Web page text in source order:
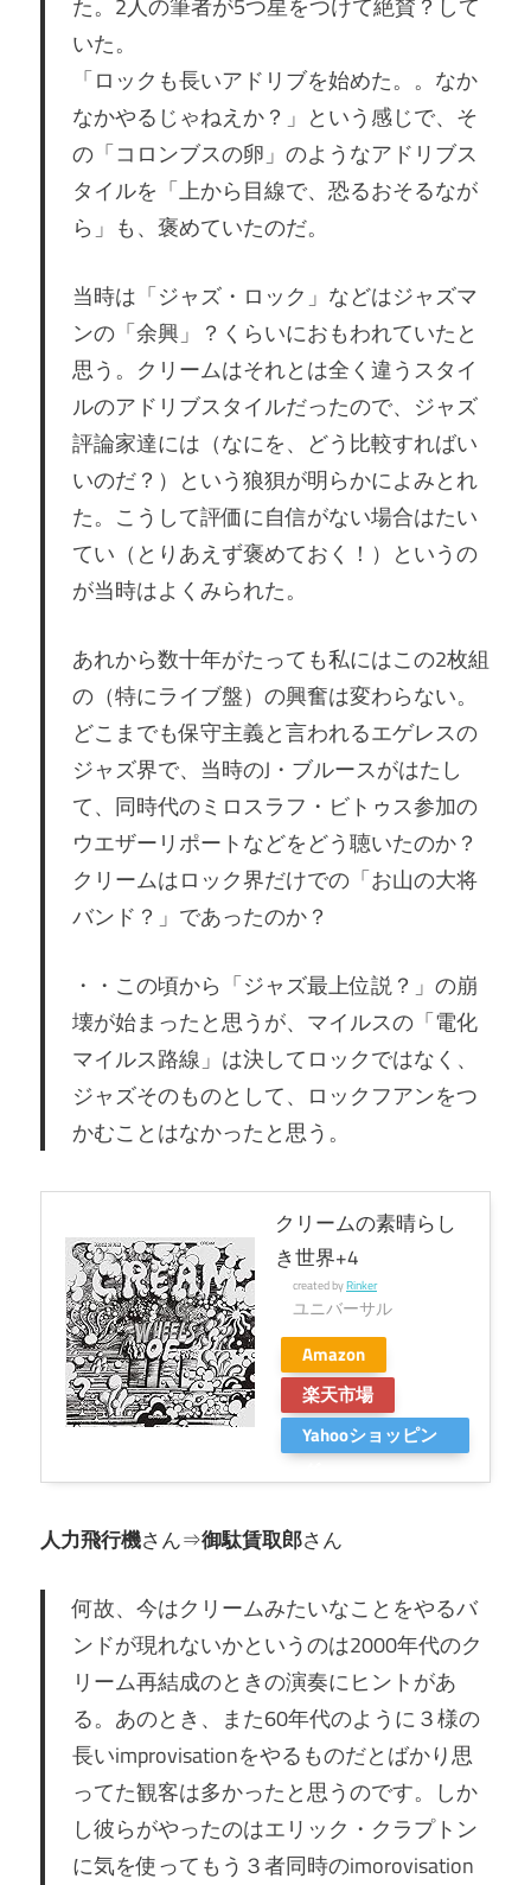
た。2人の筆者が5つ星をつけて絶賛？して
いた。
「ロックも長いアドリブを始めた。。なか
なかやるじゃねえか？」という感じで、そ
の「コロンブスの卵」のようなアドリブス
タイルを「上から目線で、恐るおそるなが
ら」も、褒めていたのだ。
当時は「ジャズ・ロック」などはジャズマ
ンの「余興」？くらいにおもわれていたと
思う。クリームはそれとは全く違うスタイ
ルのアドリブスタイルだったので、ジャズ
評論家達には（なにを、どう比較すればい
いのだ？）という狼狽が明らかによみとれ
た。こうして評価に自信がない場合はたい
てい（とりあえず褒めておく！）というの
が当時はよくみられた。
あれから数十年がたっても私にはこの2枚組
の（特にライブ盤）の興奮は変わらない。
どこまでも保守主義と言われるエゲレスの
ジャズ界で、当時のJ・ブルースがはたし
て、同時代のミロスラフ・ビトゥス参加の
ウエザーリポートなどをどう聴いたのか？
クリームはロック界だけでの「お山の大将
バンド？」であったのか？
・・この頃から「ジャズ最上位説？」の崩
壊が始まったと思うが、マイルスの「電化
マイルス路線」は決してロックではなく、
ジャズそのものとして、ロックフアンをつ
かむことはなかったと思う。
クリームの素晴らし
き世界+4
created byRinker
ユニバーサル
Amazon
楽天市場
Yahooショッピン
人力飛行機さん⇒御駄賃取郎さん
何故、今はクリームみたいなことをやるバ
ンドが現れないかというのは2000年代のク
リーム再結成のときの演奏にヒントがあ
る。あのとき、また60年代のように３様の
長いimprovisationをやるものだとばかり思
ってた観客は多かったと思うのです。しか
し彼らがやったのはエリック・クラプトン
に気を使ってもう３者同時のimorovisation